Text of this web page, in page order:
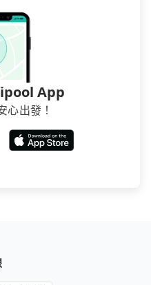
App
心出發！